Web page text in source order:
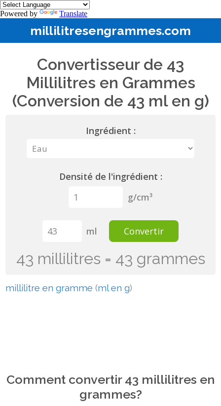
Powered by Translate
millilitresengrammes.com
Convertisseur de 43
Millilitres en Grammes
(Conversion de 43 ml en g)
Ingrédient :
Densité de l'ingrédient :
g/cm³
ml Convertir
43 millilitres = 43 grammes
millilitre en gramme (ml en g)
Comment convertir 43 millilitres en
grammes?